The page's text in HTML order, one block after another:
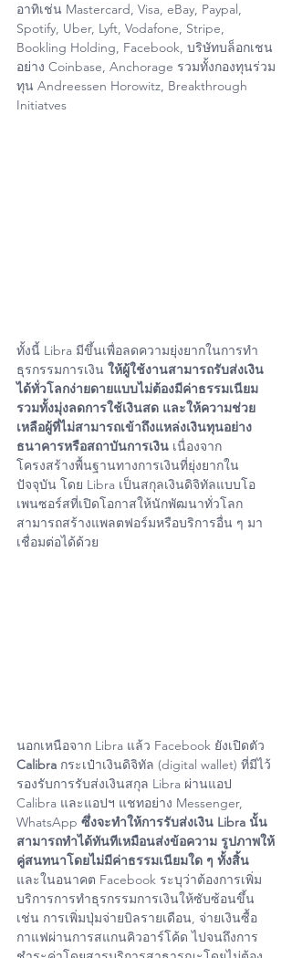
อาทิเช่น Mastercard, Visa, eBay, Paypal,
Spotify, Uber, Lyft, Vodafone, Stripe,
Bookling Holding, Facebook, บริษัทบล็อกเชน
อย่าง Coinbase, Anchorage รวมทั้งกองทุนร่วม
ทุน Andreessen Horowitz, Breakthrough
Initiatves
ทั้งนี้ Libra มีขึ้นเพื่อลดความยุ่งยากในการทำ
ธุรกรรมการเงิน ให้ผู้ใช้งานสามารถรับส่งเงิน
ได้ทั่วโลกง่ายดายแบบไม่ต้องมีค่าธรรมเนียม
รวมทั้งมุ่งลดการใช้เงินสด และให้ความช่วย
เหลือผู้ที่ไม่สามารถเข้าถึงแหล่งเงินทุนอย่าง
ธนาคารหรือสถาบันการเงิน เนื่องจาก
โครงสร้างพื้นฐานทางการเงินที่ยุ่งยากใน
ปัจจุบัน โดย Libra เป็นสกุลเงินดิจิทัลแบบโอ
เพนซอร์สที่เปิดโอกาสให้นักพัฒนาทั่วโลก
สามารถสร้างแพลตฟอร์มหรือบริการอื่น ๆ มา
เชื่อมต่อได้ด้วย
นอกเหนือจาก Libra แล้ว Facebook ยังเปิดตัว
Calibra กระเป๋าเงินดิจิทัล (digital wallet) ที่มีไว้
รองรับการรับส่งเงินสกุล Libra ผ่านแอป
Calibra และแอปฯ แชทอย่าง Messenger,
WhatsApp ซึ่งจะทำให้การรับส่งเงิน Libra นั้น
สามารถทำได้ทันทีเหมือนส่งข้อความ รูปภาพให้
คู่สนทนาโดยไม่มีค่าธรรมเนียมใด ๆ ทั้งสิ้น
และในอนาคต Facebook ระบุว่าต้องการเพิ่ม
บริการการทำธุรกรรมการเงินให้ซับซ้อนขึ้น
เช่น การเพิ่มปุ่มจ่ายบิลรายเดือน, จ่ายเงินซื้อ
กาแฟผ่านการสแกนคิวอาร์โค้ด ไปจนถึงการ